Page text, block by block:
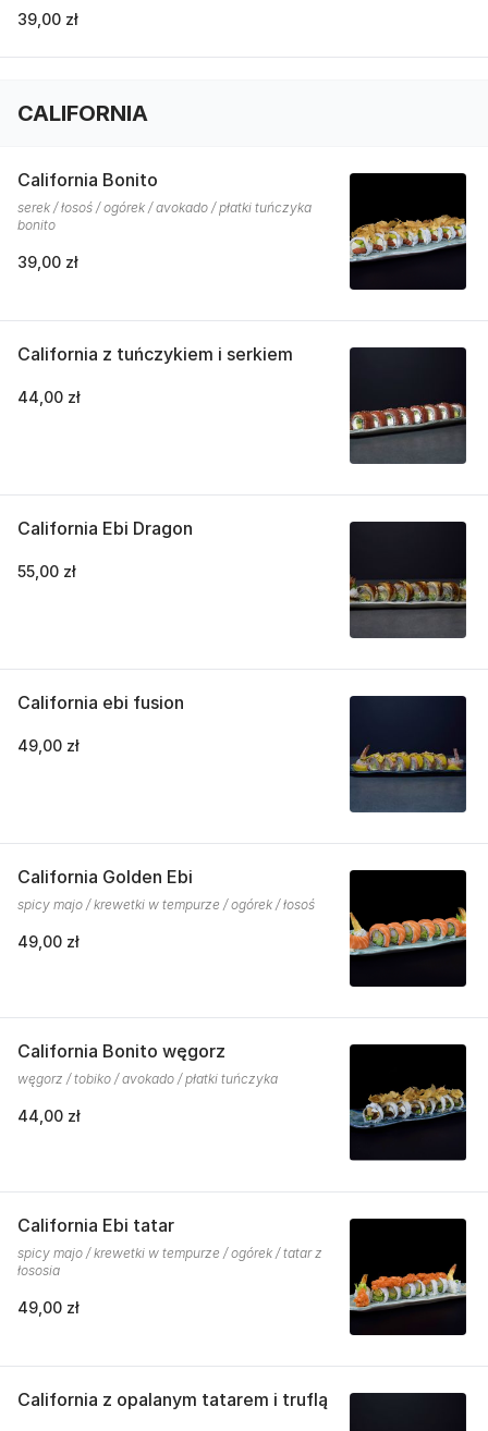
39,00 zł
CALIFORNIA
California Bonito
serek / łosoś / ogórek / avokado / płatki tuńczyka
bonito
39,00 zł
California z tuńczykiem i serkiem
44,00 zł
California Ebi Dragon
55,00 zł
California ebi fusion
49,00 zł
California Golden Ebi
spicy majo / krewetki w tempurze / ogórek / łosoś
49,00 zł
California Bonito węgorz
węgorz / tobiko / avokado / płatki tuńczyka
44,00 zł
California Ebi tatar
spicy majo / krewetki w tempurze / ogórek / tatar z
łososia
49,00 zł
California z opalanym tatarem i truflą